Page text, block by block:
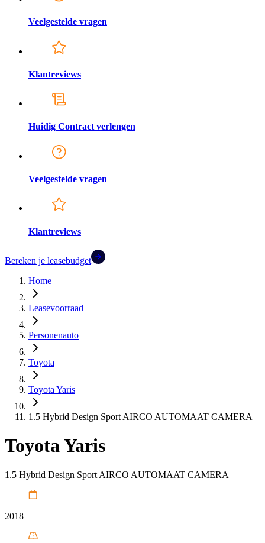
Veelgestelde vragen
Klantreviews
Huidig Contract verlengen
Veelgestelde vragen
Klantreviews
Bereken je leasebudget
Home
Leasevoorraad
Personenauto
Toyota
Toyota Yaris
1.5 Hybrid Design Sport AIRCO AUTOMAAT CAMERA
Toyota Yaris
1.5 Hybrid Design Sport AIRCO AUTOMAAT CAMERA
2018